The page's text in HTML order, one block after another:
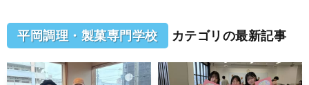
平岡調理・製菓専門学校 カテゴリの最新記事